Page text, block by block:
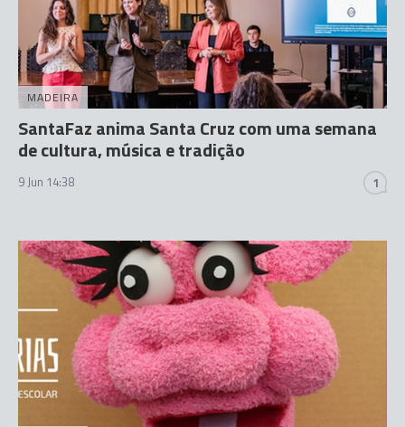
MADEIRA
SantaFaz anima Santa Cruz com uma semana
de cultura, música e tradição
9 Jun 14:38 1